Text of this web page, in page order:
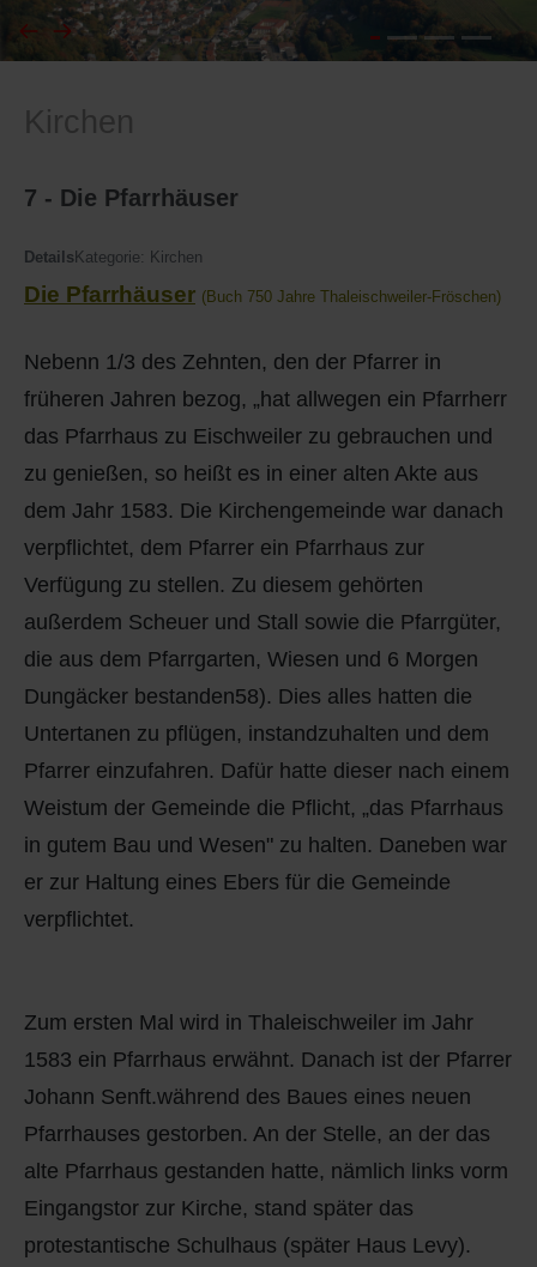
Kirchen
7 - Die Pfarrhäuser
Details Kategorie: Kirchen
Die Pfarrhäuser (Buch 750 Jahre Thaleischweiler-Fröschen)
Nebenn 1/3 des Zehnten, den der Pfarrer in
früheren Jahren bezog, „hat allwegen ein Pfarrherr
das Pfarrhaus zu Eischweiler zu gebrauchen und
zu genießen, so heißt es in einer alten Akte aus
dem Jahr 1583. Die Kirchengemeinde war danach
verpflichtet, dem Pfarrer ein Pfarrhaus zur
Verfügung zu stellen. Zu diesem gehörten
außerdem Scheuer und Stall sowie die Pfarrgüter,
die aus dem Pfarrgarten, Wiesen und 6 Morgen
Dungäcker bestanden58). Dies alles hatten die
Untertanen zu pflügen, instandzuhalten und dem
Pfarrer einzufahren. Dafür hatte dieser nach einem
Weistum der Gemeinde die Pflicht, „das Pfarrhaus
in gutem Bau und Wesen" zu halten. Daneben war
er zur Haltung eines Ebers für die Gemeinde
verpflichtet.
Zum ersten Mal wird in Thaleischweiler im Jahr
1583 ein Pfarrhaus erwähnt. Danach ist der Pfarrer
Johann Senft.während des Baues eines neuen
Pfarrhauses gestorben. An der Stelle, an der das
alte Pfarrhaus gestanden hatte, nämlich links vorm
Eingangstor zur Kirche, stand später das
protestantische Schulhaus (später Haus Levy).
J
M
N
O - Ö
Q
R
T
U
W
Z
Feuerwehr
Friedhöfe
Kirchen
Literatur
Ortseingang
Presles Partnergemeinde
Schulen - Kindergarten
Spielplätze
Verkehrsanbindung
Wohnplätze
Städtebauförderung